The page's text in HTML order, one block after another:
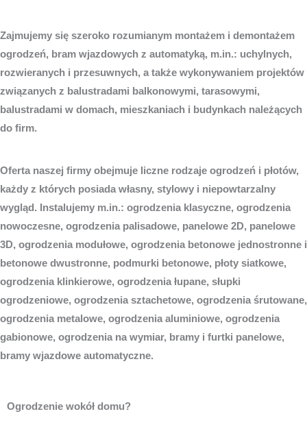
Zajmujemy się szeroko rozumianym montażem i demontażem
ogrodzeń, bram wjazdowych z automatyką, m.in.: uchylnych,
rozwieranych i przesuwnych, a także wykonywaniem projektów
związanych z balustradami balkonowymi, tarasowymi,
balustradami w domach, mieszkaniach i budynkach należących
do firm.
Oferta naszej firmy obejmuje liczne rodzaje ogrodzeń i płotów,
każdy z których posiada własny, stylowy i niepowtarzalny
wygląd. Instalujemy m.in.: ogrodzenia klasyczne, ogrodzenia
nowoczesne, ogrodzenia palisadowe, panelowe 2D, panelowe
3D, ogrodzenia modułowe, ogrodzenia betonowe jednostronne i
betonowe dwustronne, podmurki betonowe, płoty siatkowe,
ogrodzenia klinkierowe, ogrodzenia łupane, słupki
ogrodzeniowe, ogrodzenia sztachetowe, ogrodzenia śrutowane,
ogrodzenia metalowe, ogrodzenia aluminiowe, ogrodzenia
gabionowe, ogrodzenia na wymiar, bramy i furtki panelowe,
bramy wjazdowe automatyczne.
Ogrodzenie wokół domu?